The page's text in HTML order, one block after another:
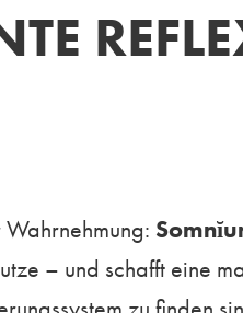
– und schafft eine